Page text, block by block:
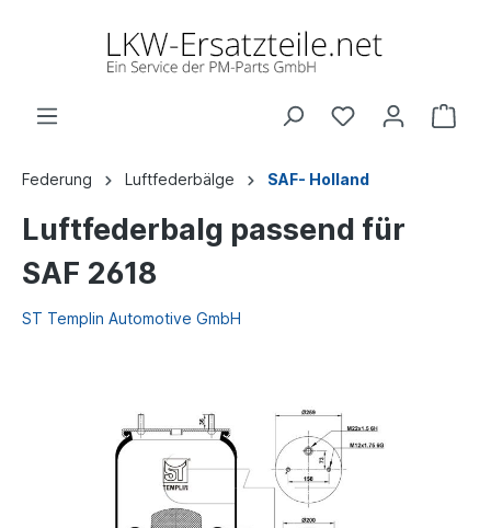
Federung Luftfederbälge SAF- Holland
Luftfederbalg passend für
SAF 2618
ST Templin Automotive GmbH